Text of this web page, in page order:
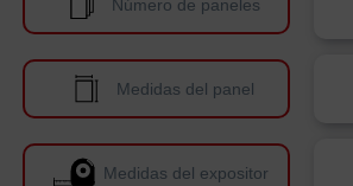
Número de paneles
Medidas del panel
Medidas del expositor